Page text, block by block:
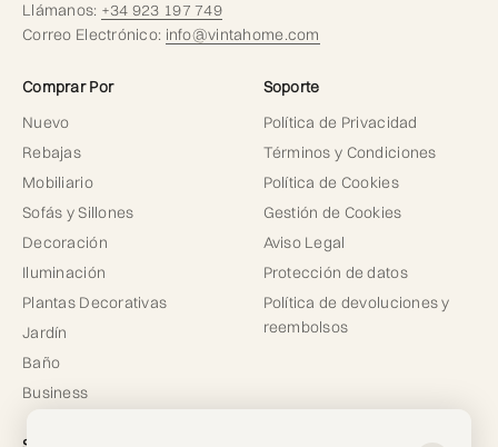
Llámanos: +34 923 197 749
Correo Electrónico: info@vintahome.com
Comprar Por
Nuevo
Rebajas
Mobiliario
Sofás y Sillones
Decoración
Iluminación
Plantas Decorativas
Jardín
Baño
Business
Soporte
Política de Privacidad
Términos y Condiciones
Política de Cookies
Gestión de Cookies
Aviso Legal
Protección de datos
Política de devoluciones y
reembolsos